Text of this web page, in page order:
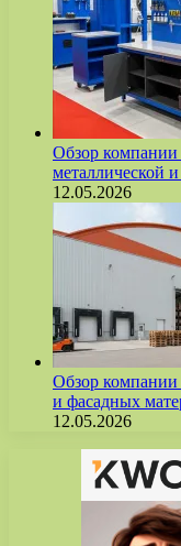
Обзор
12.05.2026
Обзор компании
и фасадных
12.05.2026